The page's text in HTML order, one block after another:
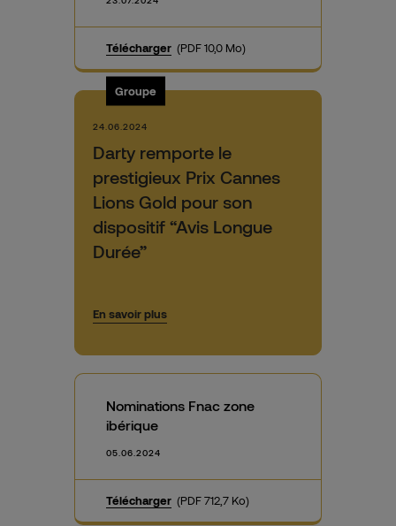
Télécharger (PDF 10,0 Mo)
Darty remporte le
prestigieux Prix Cannes
Lions Gold pour son
dispositif “Avis Longue
Durée”
Groupe
24.06.2024
En savoir plus
Nominations Fnac zone
ibérique
05.06.2024
Télécharger (PDF 712,7 Ko)